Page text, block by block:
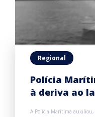
Regional
Polícia
à deriva ao
A Polícia Marítima auxiliou,